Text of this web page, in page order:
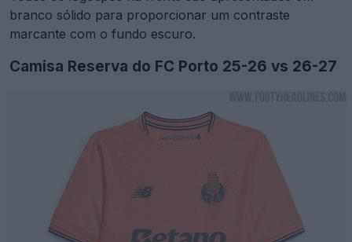
branco sólido para proporcionar um contraste
marcante com o fundo escuro.
Camisa Reserva do FC Porto 25-26 vs 26-27